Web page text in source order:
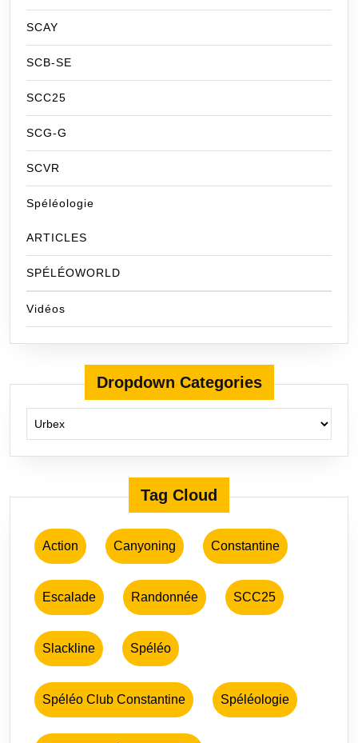
SCAY
SCB-SE
SCC25
SCG-G
SCVR
Spéléologie
ARTICLES
SPÉLÉOWORLD
Vidéos
Dropdown Categories
Tag Cloud
Action Canyoning Constantine
Escalade Randonnée SCC25
Slackline Spéléo
Spéléo Club Constantine Spéléologie